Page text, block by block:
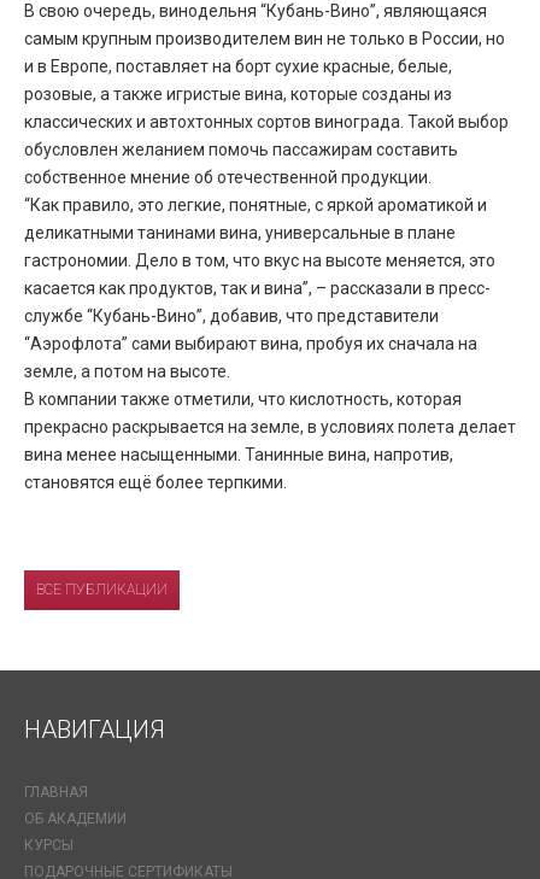
В свою очередь, винодельня “Кубань-Вино”, являющаяся
самым крупным производителем вин не только в России, но
и в Европе, поставляет на борт сухие красные, белые,
розовые, а также игристые вина, которые созданы из
классических и автохтонных сортов винограда. Такой выбор
обусловлен желанием помочь пассажирам составить
собственное мнение об отечественной продукции.
“Как правило, это легкие, понятные, с яркой ароматикой и
деликатными танинами вина, универсальные в плане
гастрономии. Дело в том, что вкус на высоте меняется, это
касается как продуктов, так и вина”, – рассказали в пресс-
службе “Кубань-Вино”, добавив, что представители
“Аэрофлота” сами выбирают вина, пробуя их сначала на
земле, а потом на высоте.
В компании также отметили, что кислотность, которая
прекрасно раскрывается на земле, в условиях полета делает
вина менее насыщенными. Танинные вина, напротив,
становятся ещё более терпкими.
ВСЕ ПУБЛИКАЦИИ
НАВИГАЦИЯ
ГЛАВНАЯ
ОБ АКАДЕМИИ
КУРСЫ
ПОДАРОЧНЫЕ СЕРТИФИКАТЫ